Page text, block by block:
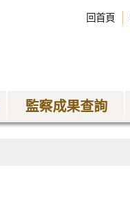
回首頁
監察成果查詢